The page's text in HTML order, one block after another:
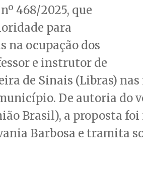
468/2025, que
para
na ocupação dos
e instrutor de
de Sinais (Libras)
De autoria do
Brasil), a proposta
Barbosa e tramita